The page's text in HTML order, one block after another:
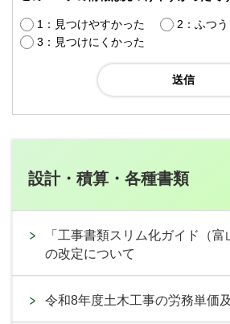
1：見つけやすかった
2：ふつう
3：見つけにくかった
設計・積算・各種書類
「工事書類スリム化ガイド（富
の改定について
令和8年度土木工事の労務単価